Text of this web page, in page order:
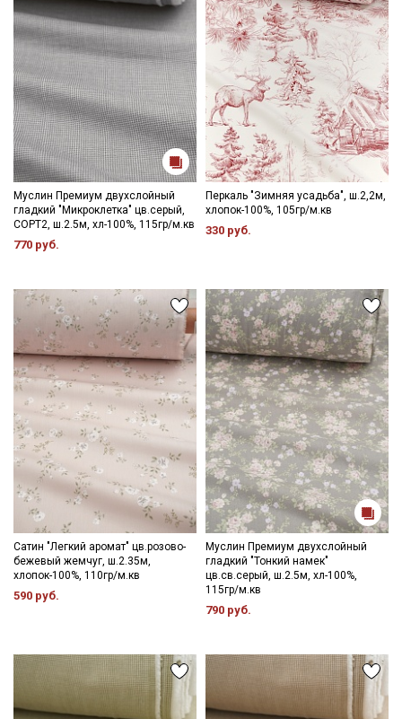
Муслин Премиум двухслойный
гладкий "Микроклетка" цв.серый,
СОРТ2, ш.2.5м, хл-100%, 115гр/м.кв
770 руб.
Перкаль "Зимняя усадьба", ш.2,2м,
хлопок-100%, 105гр/м.кв
330 руб.
Сатин "Легкий аромат" цв.розово-
бежевый жемчуг, ш.2.35м,
хлопок-100%, 110гр/м.кв
590 руб.
Муслин Премиум двухслойный
гладкий "Тонкий намек"
цв.св.серый, ш.2.5м, хл-100%,
115гр/м.кв
790 руб.
Секретная рассылка от Купава
Мы публикуем здесь дополнительные